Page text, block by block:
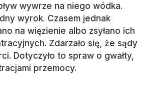
wywrze na niego wódka.
wyrok. Czasem jednak
na więzienie albo zsyłano ich
Zdarzało się, że sądy
Dotyczyło to spraw o gwałty,
przemocy.